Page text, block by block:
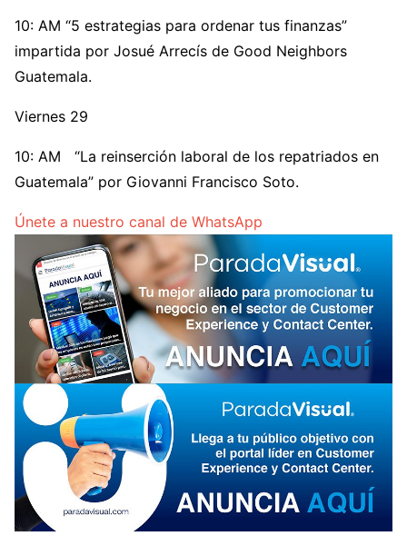
10: AM “5 estrategias para ordenar tus finanzas”
impartida por Josué Arrecís de Good Neighbors
Guatemala.
Viernes 29
10: AM “La reinserción laboral de los repatriados en
Guatemala” por Giovanni Francisco Soto.
Únete a nuestro canal de WhatsApp